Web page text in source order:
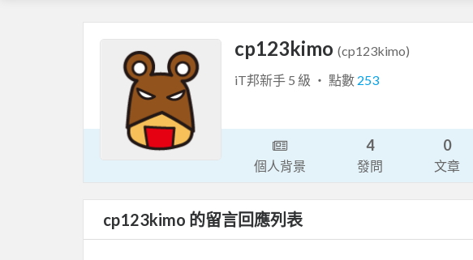
cp123kimo (cp123kimo)
iT邦新手 5 級 ‧ 點數 253
個人背景
4
發問
0
文章
cp123kimo 的留言回應列表